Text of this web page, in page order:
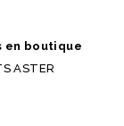
en boutique
ASTER